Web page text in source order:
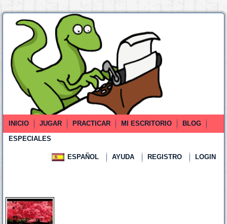
INICIO JUGAR PRACTICAR MI ESCRITORIO
BLOG
ESPECIALES
ESPAÑOL AYUDA REGISTRO LOGIN